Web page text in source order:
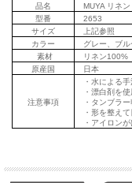
品名
MUYA リネ
型番
2653
サイズ
上記参照
カラー
グレー、ブル
素材
リネン100%
原産国
日本
注意事項
・水による手
・漂白剤を使
・タンブラー
・形を整えて
・アイロンが